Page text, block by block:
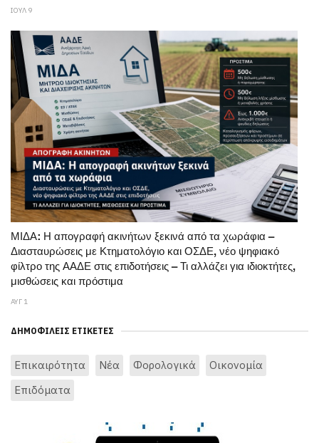
ΙΟΥΛ 9
ΜΙΔΑ: Η απογραφή ακινήτων ξεκινά από τα χωράφια –
Διασταυρώσεις με Κτηματολόγιο και ΟΣΔΕ, νέο ψηφιακό
φίλτρο της ΑΑΔΕ στις επιδοτήσεις – Τι αλλάζει για ιδιοκτήτες,
μισθώσεις και πρόστιμα
ΑΥΓ 1
ΔΗΜΟΦΙΛΕΊΣ ΕΤΙΚΈΤΕΣ
Επικαιρότητα Νέα Φορολογικά
Οικονομία
Επιδόματα